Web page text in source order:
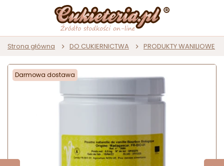
Strona główna DO CUKIERNICTWA PRODUKTY WANILIOWE
Darmowa dostawa